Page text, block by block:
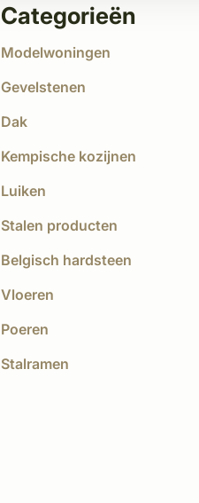
Categorieën
Modelwoningen
Gevelstenen
Dak
Kempische kozijnen
Luiken
Stalen producten
Belgisch hardsteen
Vloeren
Poeren
Stalramen